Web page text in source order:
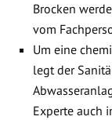
Brocken
vom
Um eine
legt der
Experte auch